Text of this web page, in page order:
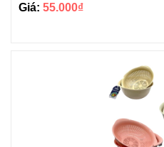
Giá: 55.000₫